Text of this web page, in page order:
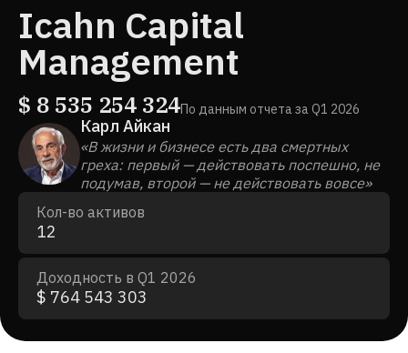
Icahn Capital
Management
$ 8 535 254 324По данным отчета заQ1 2026
Карл Айкан
«В жизни и бизнесе есть два смертных
греха: первый — действовать поспешно, не
подумав, второй — не действовать вовсе»
Кол-во активов
12
Доходность в Q1 2026
$ 764 543 303